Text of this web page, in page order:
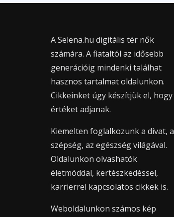
A Selena.hu digitális tér nők
számára. A fiataltól az idősebb
generációig mindenki találhat
hasznos tartalmat oldalunkon.
Cikkeinket úgy készítjük el, hogy
értéket adjanak.
Kiemelten foglalkozunk a divat, a
szépség, az egészség világával.
Oldalunkon olvashatók
életmóddal, kertészkedéssel,
karrierrel kapcsolatos cikkek is.
Weboldalunkon számos kép